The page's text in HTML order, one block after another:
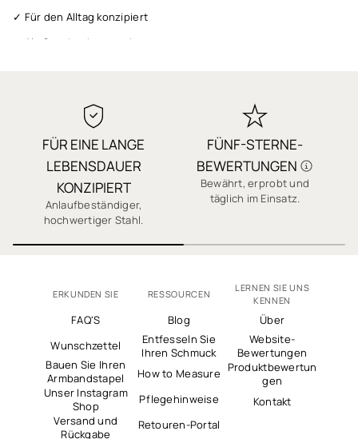
✓ Für den Alltag konzipiert
✓ Als Geschenk verpackt
✓ Qualität, auf die Sie sich verlassen können
✓ Sichere Bezahlung
✓ Tausende 5-Sterne-Bewertungen
FÜR EINE LANGE
LEBENSDAUER
KONZIPIERT
Anlaufbeständiger,
hochwertiger Stahl.
FÜNF-STERNE-
BEWERTUNGEN
Bewährt, erprobt und
täglich im Einsatz.
ERKUNDEN SIE
FAQ'S
Wunschzettel
Bauen Sie Ihren
Armbandstapel
Unser Instagram
Shop
Versand und
Rückgabe
RESSOURCEN
Blog
Entfesseln Sie
Ihren Schmuck
How to Measure
Pflegehinweise
Retouren-Portal
LERNEN SIE UNS
KENNEN
Über
Website-
Bewertungen
Produktbewertun
gen
Kontakt